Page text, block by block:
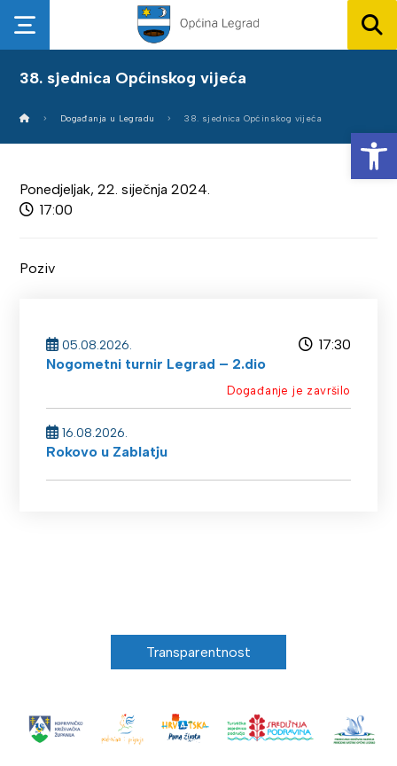
38. sjednica Općinskog vijeća
Događanja u Legradu 38. sjednica Općinskog vijeća
Ponedjeljak, 22. siječnja 2024.
17:00
Poziv
05.08.2026.
17:30
Nogometni turnir Legrad – 2.dio
Događanje je završilo
16.08.2026.
Rokovo u Zablatju
Transparentnost